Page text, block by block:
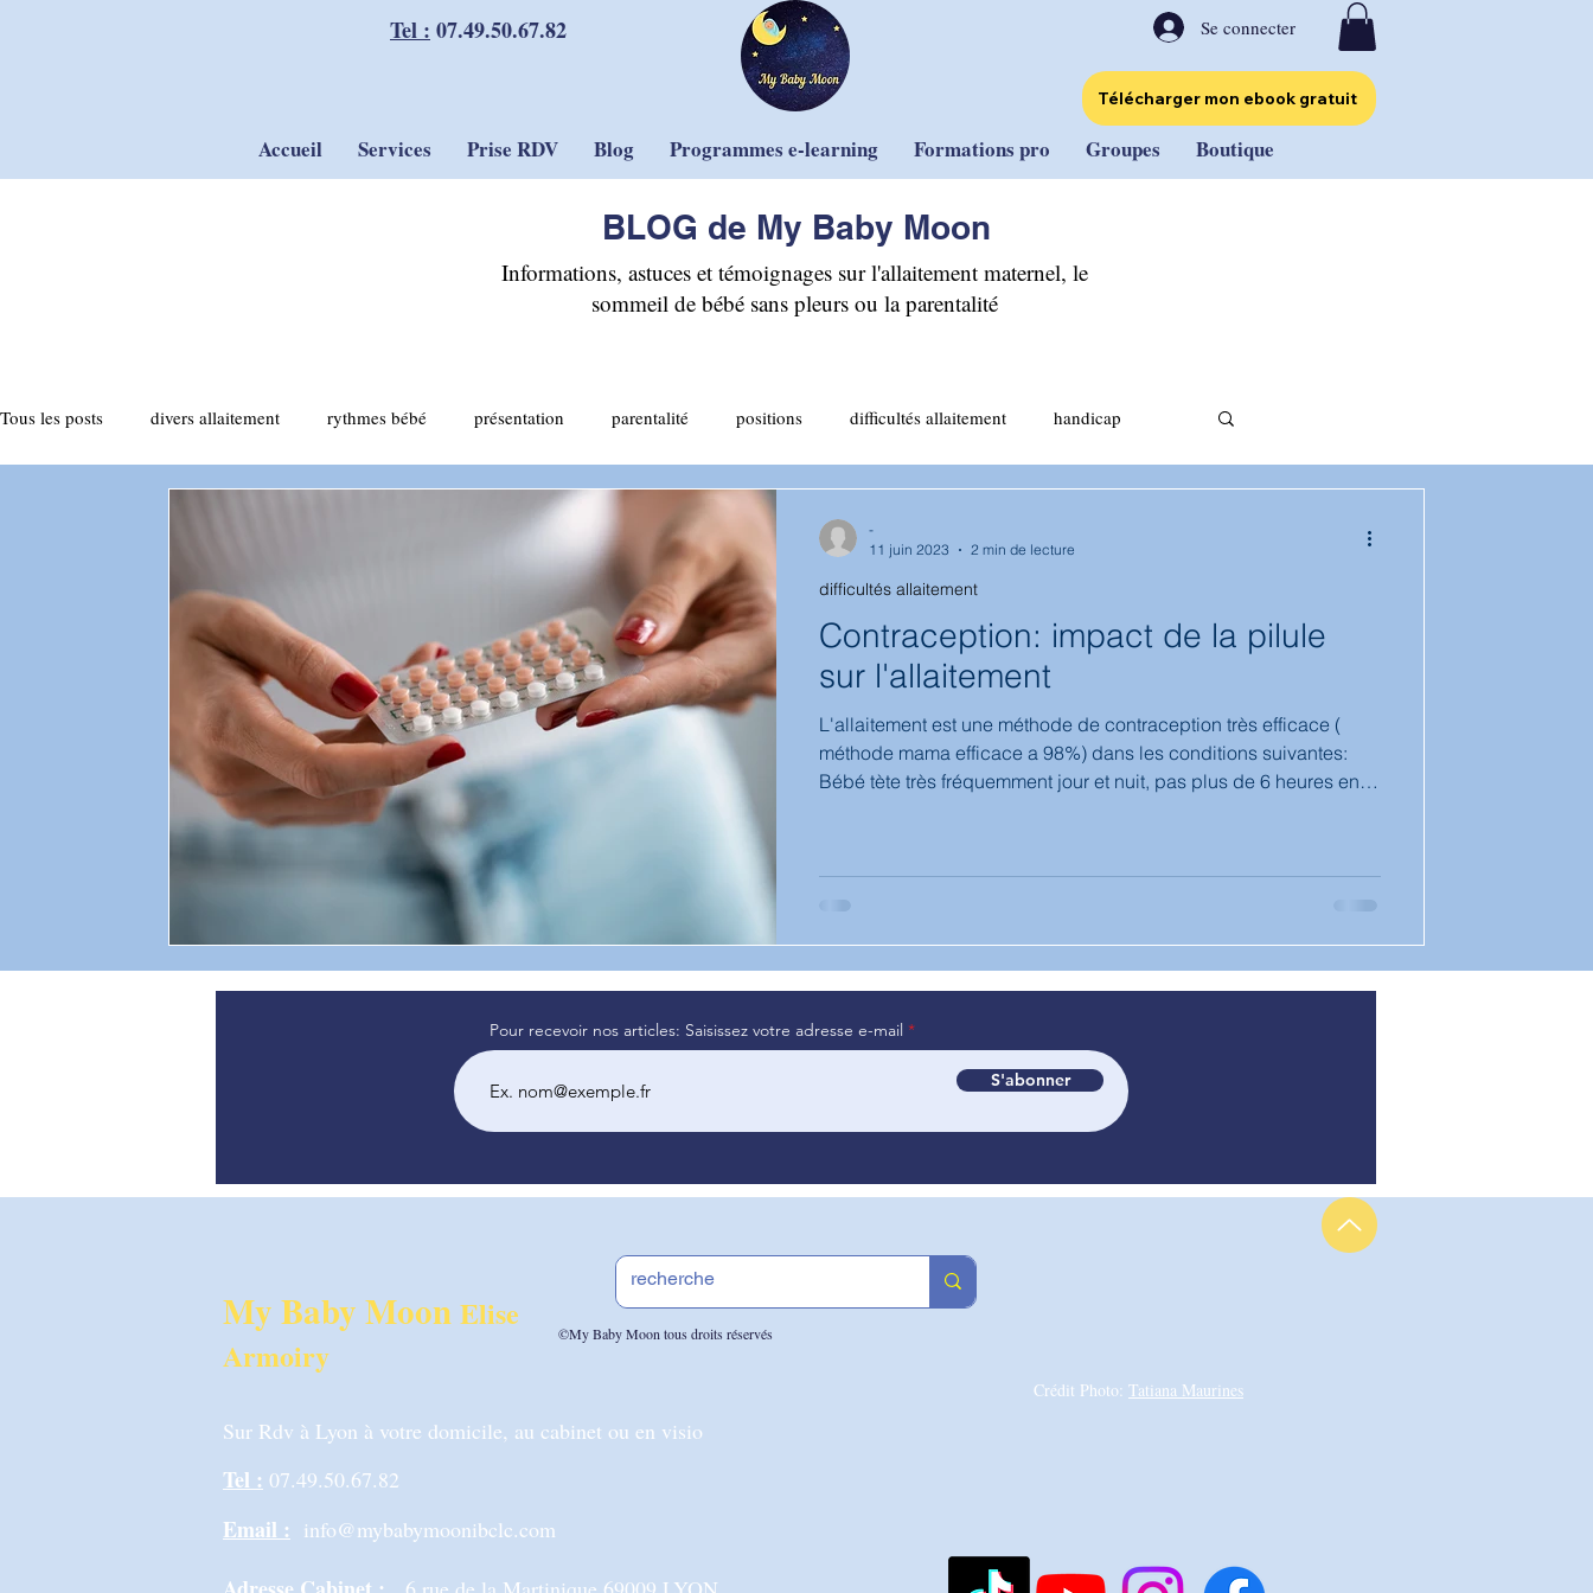
Tel : 07.49.50.67.82 Se connecter
Télécharger mon ebook gratuit
Accueil Services Prise RDV Blog Programmes e-learning Formations pro Groupes Boutique
BLOG de My Baby Moon
Informations, astuces et témoignages sur l'allaitement maternel, le
sommeil de bébé sans pleurs ou la parentalité
Tous les posts divers allaitement rythmes bébé présentation parentalité positions difficultés allaitement handicap
allaitement mixte sommeil et sécurité
sommeil de bébé témoignage psychologie biberon médicaments
Professionnel de santé sommeil
Contraception: impact de la pilule
sur l'allaitement
L'allaitement est une méthode de contraception très efficace (
méthode mama efficace a 98%) dans les conditions suivantes:
Bébé tète très fréquemment jour et nuit, pas plus de 6 heures entre
difficultés allaitement
-
11 juin 2023
2 min de lecture
Pour recevoir nos articles: Saisissez votre adresse e-mail
S'abonner
My Baby Moon Elise
Armoiry
©My Baby Moon tous droits réservés
Crédit Photo: Tatiana Maurines
Sur Rdv à Lyon à votre domicile, au cabinet ou en visio
Tel : 07.49.50.67.82
Email : info@mybabymoonibclc.com